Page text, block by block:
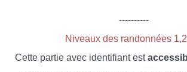
----------
Niveaux des randonnées
Cette partie avec identifiant est